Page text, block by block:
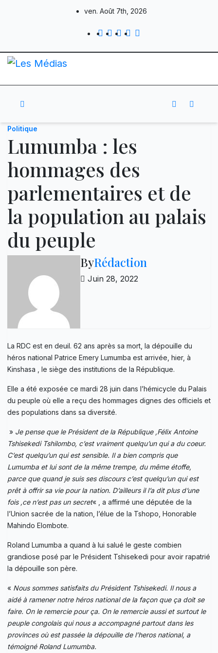
ven. Août 7th, 2026
Politique
Lumumba : les
hommages des
parlementaires et de
la population au palais
du peuple
ByRédaction
Juin 28, 2022
La RDC est en deuil. 62 ans après sa mort, la dépouille du
héros national Patrice Emery Lumumba est arrivée, hier, à
Kinshasa , le siège des institutions de la République.
Elle a été exposée ce mardi 28 juin dans l’hémicycle du Palais
du peuple où elle a reçu des hommages dignes des officiels et
des populations dans sa diversité.
» Je pense que le Président de la République ,Félix Antoine
Tshisekedi Tshilombo, c’est vraiment quelqu’un qui a du coeur.
C’est quelqu’un qui est sensible. Il a bien compris que
Lumumba et lui sont de la même trempe, du même étoffe,
parce que quand je suis ses discours c’est quelqu’un qui est
prêt à offrir sa vie pour la nation. D’ailleurs il l’a dit plus d’une
fois ,ce n’est pas un secret« , a affirmé une députée de la
l’Union sacrée de la nation, l’élue de la Tshopo, Honorable
Mahindo Elombote.
Roland Lumumba a quand à lui salué le geste combien
grandiose posé par le Président Tshisekedi pour avoir rapatrié
la dépouille son père.
« Nous sommes satisfaits du Président Tshisekedi. Il nous a
aidé à ramener notre héros national de la façon que ça doit se
faire. On le remercie pour ça. On le remercie aussi et surtout le
peuple congolais qui nous a accompagné partout dans les
provinces où est passée la dépouille de l’heros national, a
témoigné Roland Lumumba.